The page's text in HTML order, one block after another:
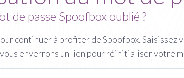
de passe Spoofbox oublié ?
continuer à profiter de Spoofbox. Saisissez
enverrons un lien pour réinitialiser votre